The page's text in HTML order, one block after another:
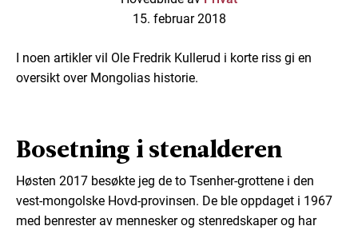
15. februar 2018
I noen artikler vil Ole Fredrik Kullerud i korte riss gi en
oversikt over Mongolias historie.
Bosetning i stenalderen
Høsten 2017 besøkte jeg de to Tsenher-grottene i den
vest-mongolske Hovd-provinsen. De ble oppdaget i 1967
med benrester av mennesker og stenredskaper og har